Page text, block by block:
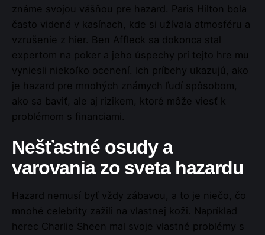
známe svojou vášňou pre hazard. Paris Hilton bola
často videná v kasínach, kde si užívala atmosféru a
vzrušenie z hier. Ben Affleck sa dokonca stal
expertom na poker a jeho úspechy pri tejto hre mu
vyniesli niekoľko ocenení. Ich príbehy ukazujú, ako
je hazard pre mnohých známych ľudí spôsobom,
ako sa baviť, ale aj rizikem, ktoré môže viesť k
problémom s financiami.
Nešťastné osudy a
varovania zo sveta hazardu
Hazard nemusí byť vždy zábavou, a to je niečo, čo
mnohé celebrity zažili na vlastnej koži. Napríklad
herec Charlie Sheen mal svoje vlastné problémy s